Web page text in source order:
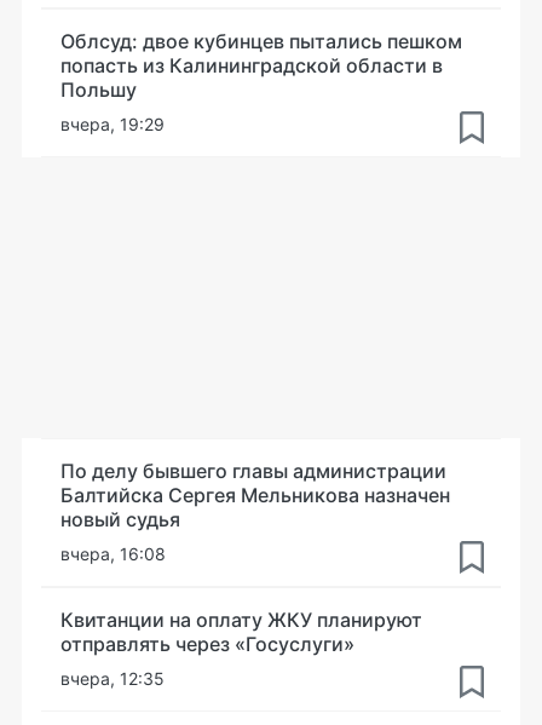
Облсуд: двое кубинцев пытались пешком
попасть из Калининградской области в
Польшу
вчера, 19:29
По делу бывшего главы администрации
Балтийска Сергея Мельникова назначен
новый судья
вчера, 16:08
Квитанции на оплату ЖКУ планируют
отправлять через «Госуслуги»
вчера, 12:35